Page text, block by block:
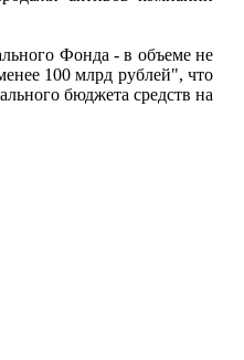
Фонда - в объеме не
100 млрд рублей", что
бюджета средств на